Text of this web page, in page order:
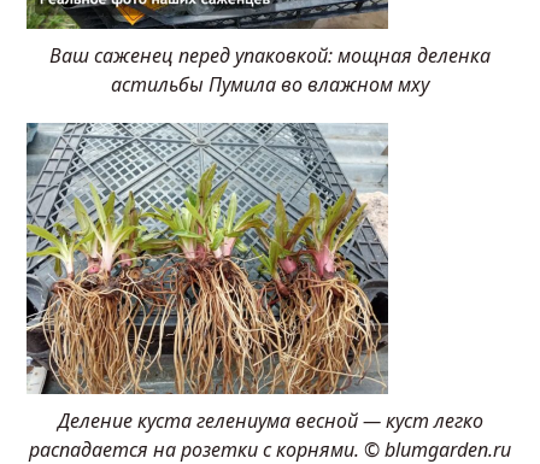
Ваш саженец перед упаковкой: мощная деленка
астильбы Пумила во влажном мху
Деление куста гелениума весной — куст легко
распадается на розетки с корнями. © blumgarden.ru